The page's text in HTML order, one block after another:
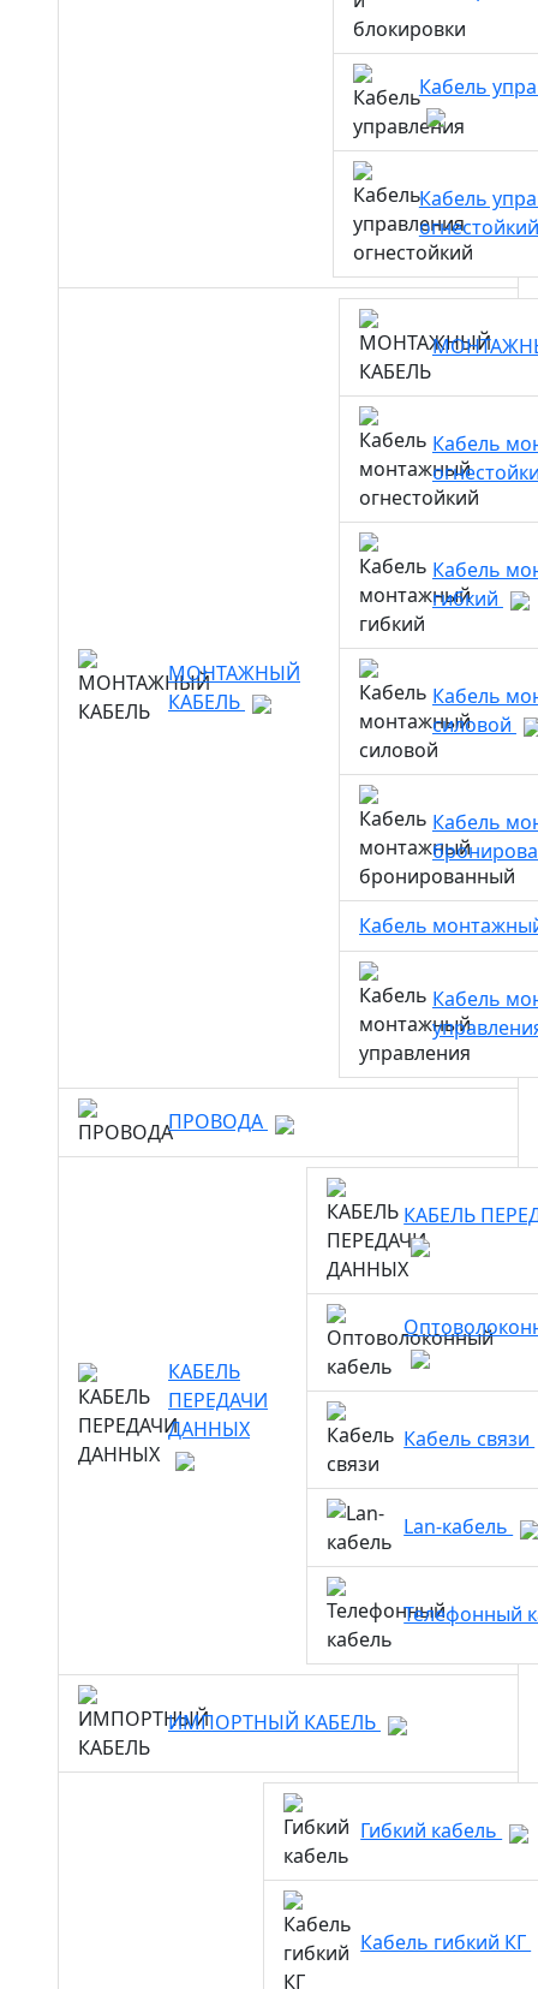
Кабель
Кабель
МОНТАЖНЫЙ
КАБЕЛЬ
Кабель
Кабель
гибкий
Кабель
силовой
Кабель
Кабель
Кабель
ПРОВОДА
КАБЕЛЬ
ПЕРЕДАЧИ
ДАННЫХ
КАБЕЛЬ
Кабель связи
Lan-кабель
Телефонный
ИМПОРТНЫЙ КАБЕЛЬ
Гибкий кабель
Кабель гибкий КГ